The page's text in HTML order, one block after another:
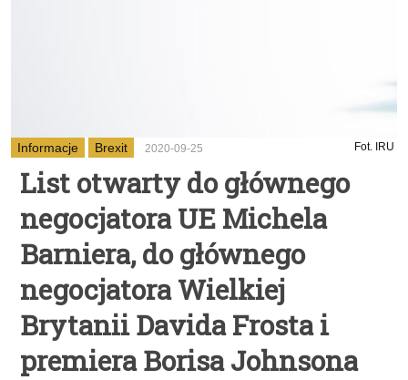
Informacje Brexit 2020-09-25 Fot. IRU
List otwarty do głównego
negocjatora UE Michela
Barniera, do głównego
negocjatora Wielkiej
Brytanii Davida Frosta i
premiera Borisa Johnsona